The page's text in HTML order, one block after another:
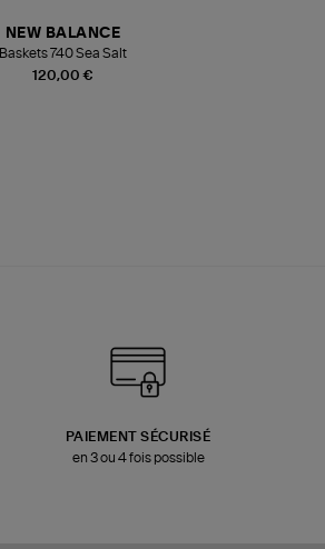
120,00 €
NEW BALANCE
Baskets 740 Sea Salt
PAIEMENT SÉCURISÉ
en 3 ou 4 fois possible